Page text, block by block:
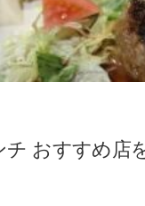
チ おすすめ店